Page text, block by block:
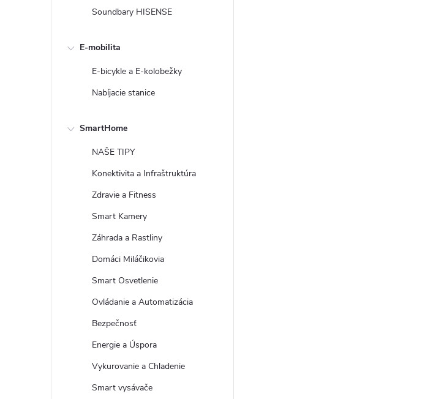
Soundbary HISENSE
E-mobilita
E-bicykle a E-kolobežky
Nabíjacie stanice
SmartHome
NAŠE TIPY
Konektivita a Infraštruktúra
Zdravie a Fitness
Smart Kamery
Záhrada a Rastliny
Domáci Miláčikovia
Smart Osvetlenie
Ovládanie a Automatizácia
Bezpečnosť
Energie a Úspora
Vykurovanie a Chladenie
Smart vysávače